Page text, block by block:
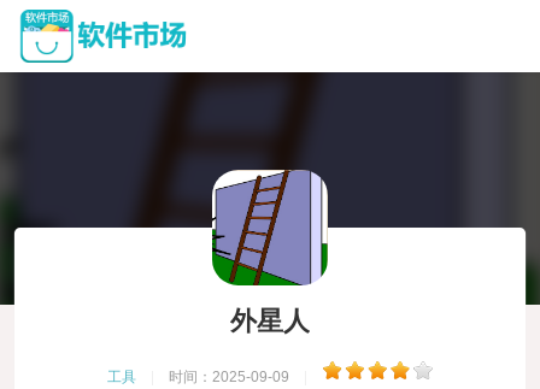
外星人
工具 时间：2025-09-09